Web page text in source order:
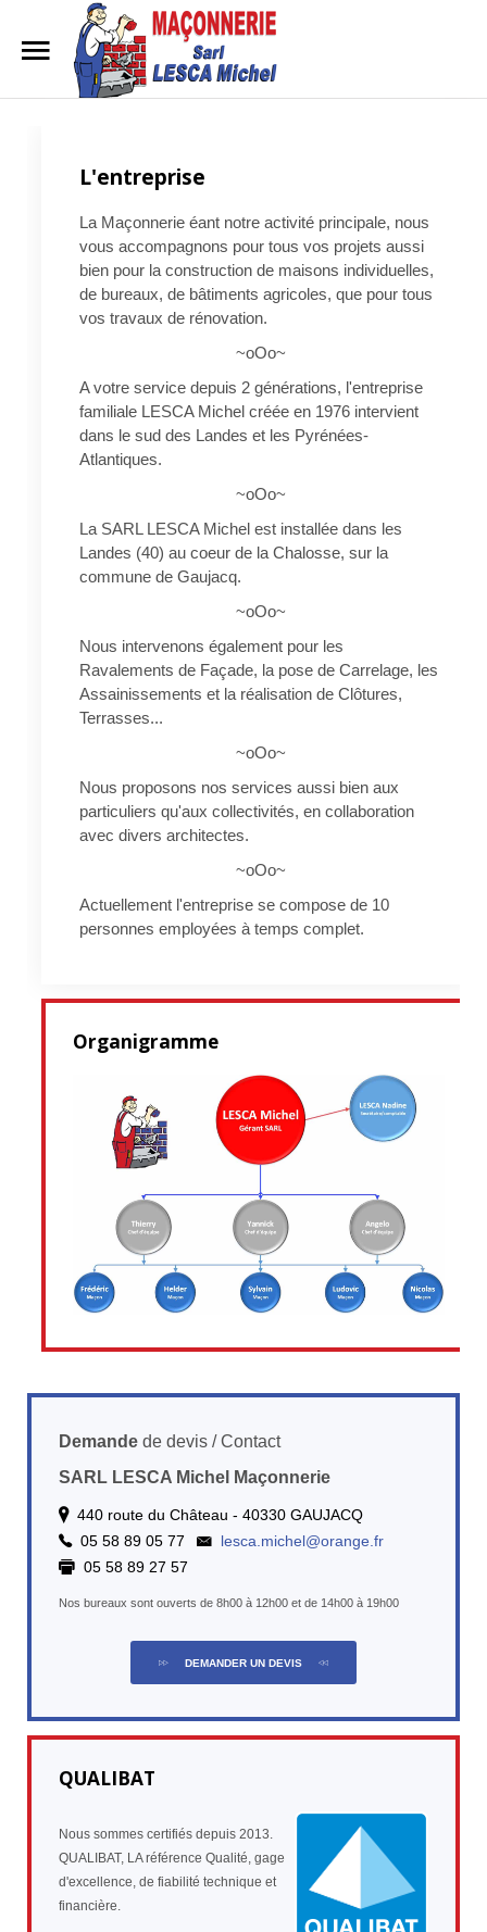
L'entreprise
contacter
L'entreprise
La Maçonnerie éant notre activité principale, nous
vous accompagnons pour tous vos projets aussi
bien pour la construction de maisons individuelles,
de bureaux, de bâtiments agricoles, que pour tous
vos travaux de rénovation.
~oOo~
A votre service depuis 2 générations, l'entreprise
familiale LESCA Michel créée en 1976 intervient
dans le sud des Landes et les Pyrénées-
Atlantiques.
~oOo~
La SARL LESCA Michel est installée dans les
Landes (40) au coeur de la Chalosse, sur la
commune de Gaujacq.
~oOo~
Nous intervenons également pour les
Ravalements de Façade, la pose de Carrelage, les
Assainissements et la réalisation de Clôtures,
Terrasses...
~oOo~
Nous proposons nos services aussi bien aux
particuliers qu'aux collectivités, en collaboration
avec divers architectes.
~oOo~
Actuellement l'entreprise se compose de 10
personnes employées à temps complet.
Organigramme
Demande de devis / Contact
SARL LESCA Michel Maçonnerie
440 route du Château - 40330 GAUJACQ
05 58 89 05 77
lesca.michel@orange.fr
05 58 89 27 57
Nos bureaux sont ouverts de 8h00 à 12h00 et de 14h00 à 19h00
DEMANDER UN DEVIS
QUALIBAT
Nous sommes certifiés depuis 2013.
QUALIBAT, LA référence Qualité, gage
d'excellence, de fiabilité technique et
financière.